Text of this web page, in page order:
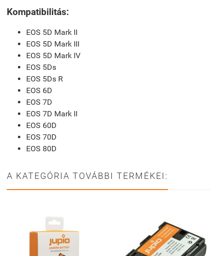
Kompatibilitás:
EOS 5D Mark II
EOS 5D Mark III
EOS 5D Mark IV
EOS 5Ds
EOS 5Ds R
EOS 6D
EOS 7D
EOS 7D Mark II
EOS 60D
EOS 70D
EOS 80D
A KATEGÓRIA TOVÁBBI TERMÉKEI: